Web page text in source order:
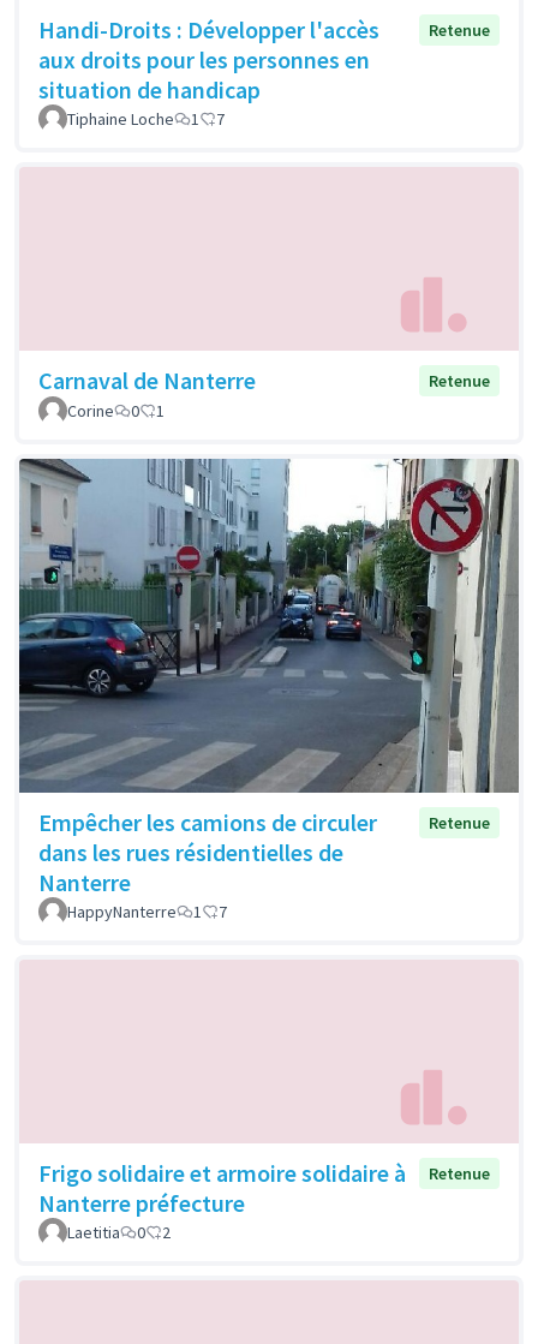
Handi-Droits : Développer l'accès
aux droits pour les personnes en
situation de handicap
Retenue
Tiphaine Loche 1 7
Carnaval de Nanterre
Retenue
Corine
0 1
Empêcher les camions de circuler
dans les rues résidentielles de
Nanterre
Retenue
HappyNanterre 1 7
Frigo solidaire et armoire solidaire à
Nanterre préfecture
Retenue
Laetitia 0 2